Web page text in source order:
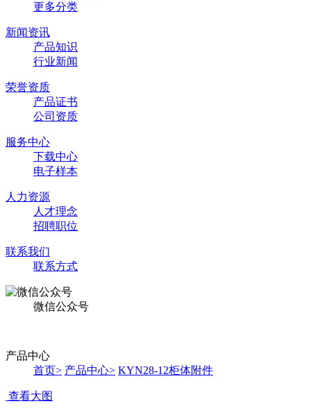
更多分类
新闻资讯
产品知识
行业新闻
荣誉资质
产品证书
公司资质
服务中心
下载中心
电子样本
人力资源
人才理念
招聘职位
联系我们
联系方式
微信公众号
产品中心
首页> 产品中心> KYN28-12柜体附件
查看大图